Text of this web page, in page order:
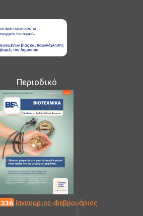
Περιοδικό
336 Ιανουάριος-Φεβρουάριος